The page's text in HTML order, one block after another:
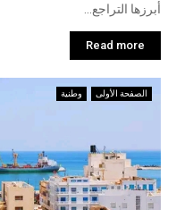
أبرزها التراجع...
Read more
الصفحة الأولى وطنية